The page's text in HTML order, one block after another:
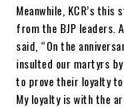
Meanwhile, KCR’s
from the BJP leaders.
said, “On the
insulted our martyrs
to prove their loyalty to
My loyalty is with the